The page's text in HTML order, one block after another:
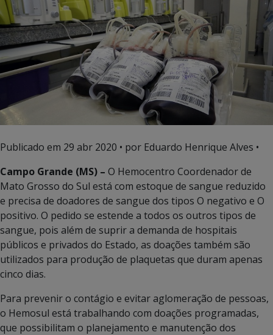
Publicado em 29 abr 2020 • por Eduardo Henrique Alves •
Campo Grande (MS) – O Hemocentro Coordenador de
Mato Grosso do Sul está com estoque de sangue reduzido
e precisa de doadores de sangue dos tipos O negativo e O
positivo. O pedido se estende a todos os outros tipos de
sangue, pois além de suprir a demanda de hospitais
públicos e privados do Estado, as doações também são
utilizados para produção de plaquetas que duram apenas
cinco dias.
Para prevenir o contágio e evitar aglomeração de pessoas,
o Hemosul está trabalhando com doações programadas,
que possibilitam o planejamento e manutenção dos